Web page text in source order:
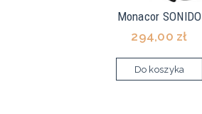
Monacor SONIDO
294,00 zł
Do koszyka